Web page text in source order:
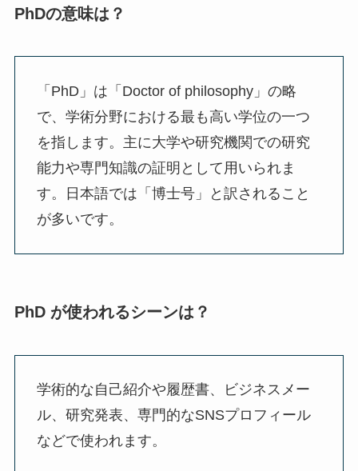
PhDの意味は？
「PhD」は「Doctor of philosophy」の略
で、学術分野における最も高い学位の一つ
を指します。主に大学や研究機関での研究
能力や専門知識の証明として用いられま
す。日本語では「博士号」と訳されること
が多いです。
PhD が使われるシーンは？
学術的な自己紹介や履歴書、ビジネスメー
ル、研究発表、専門的なSNSプロフィール
などで使われます。